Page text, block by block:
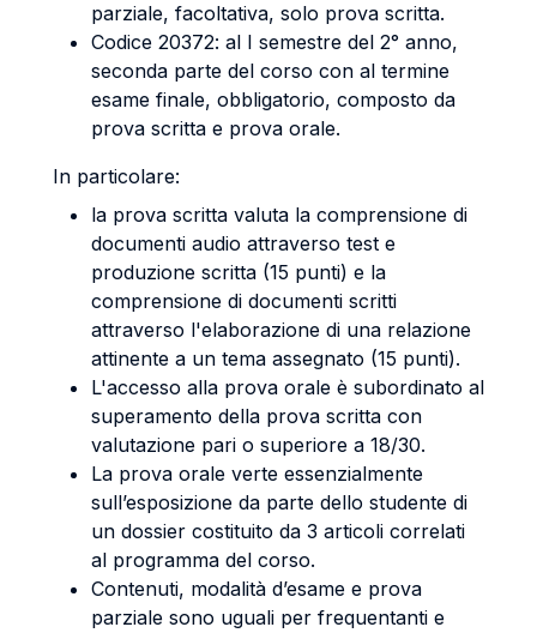
parziale, facoltativa, solo prova scritta.
Codice 20372: al I semestre del 2° anno,
seconda parte del corso con al termine
esame finale, obbligatorio, composto da
prova scritta e prova orale.
In particolare:
la prova scritta valuta la comprensione di
documenti audio attraverso test e
produzione scritta (15 punti) e la
comprensione di documenti scritti
attraverso l'elaborazione di una relazione
attinente a un tema assegnato (15 punti).
L'accesso alla prova orale è subordinato al
superamento della prova scritta con
valutazione pari o superiore a 18/30.
La prova orale verte essenzialmente
sull’esposizione da parte dello studente di
un dossier costituito da 3 articoli correlati
al programma del corso.
Contenuti, modalità d’esame e prova
parziale sono uguali per frequentanti e